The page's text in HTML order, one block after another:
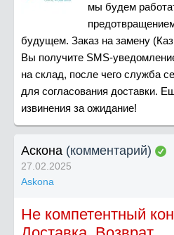
мы будем
будущем. Заказ на замену
Вы получите SMS-
на склад, после чего служба
для согласования доставки.
извинения за ожидание!
Аскона (комментарий)
27.02.2025
Askona
Не компетентный